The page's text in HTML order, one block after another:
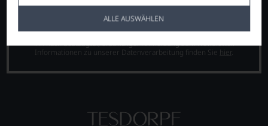
ALLE AUSWÄHLEN
Willkommensgutschein ist ab 200 € Warenwert gültig und Sie erhalten
ihn nach bestätigter, erstmaliger Anmeldung zum Newsletter.
Informationen zu unserer Datenverarbeitung finden Sie hier.